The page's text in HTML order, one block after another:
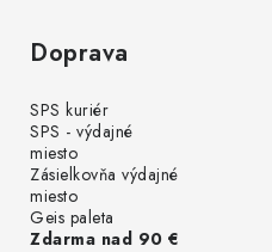
Doprava
SPS kuriér
SPS - výdajné
miesto
Zásielkovňa výdajné
miesto
Geis paleta
Zdarma nad 90 €